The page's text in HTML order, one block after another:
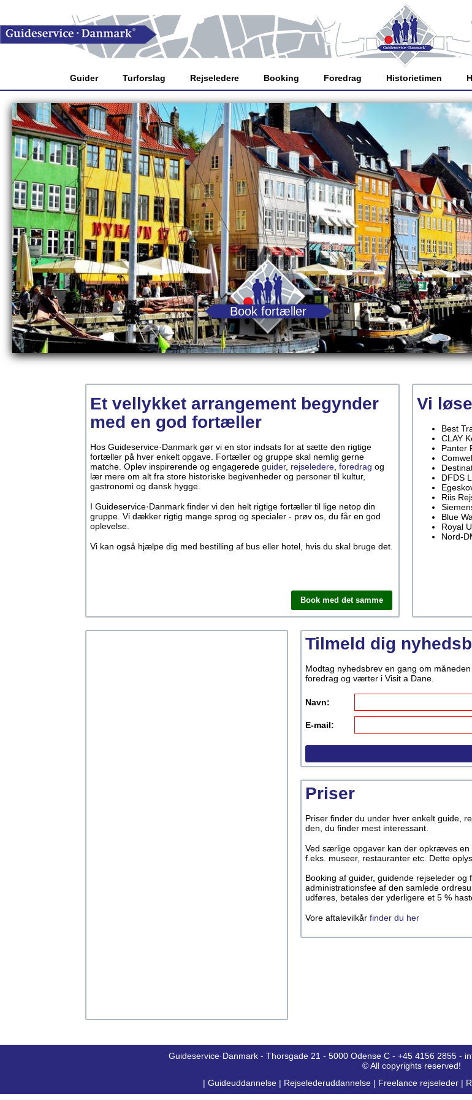
Guider Turforslag Rejseledere Booking Foredrag Historietimen
Book fortæller
Et vellykket arrangement begynder
med en god fortæller
Hos Guideservice·Danmark gør vi en stor indsats for at sætte den rigtige
fortæller på hver enkelt opgave. Fortæller og gruppe skal nemlig gerne
matche. Oplev inspirerende og engagerede guider, rejseledere foredrag og
lær mere om alt fra store historiske begivenheder og personer til kultur,
gastronomi og dansk hygge.
I Guideservice·Danmark finder vi den helt rigtige fortæller til lige netop din
gruppe. Vi dækker rigtig mange sprog og specialer - prøv os, du får en god
oplevelse.
Vi kan også hjælpe dig med bestilling af bus eller hotel, hvis du skal bruge det.
Book med det samme
Vi
Best
CLAY
Panter
DFDS
Riis
Blue
Royal
Nord-
Tilmeld dig
Modtag nyhedsbrev en gang om
foredrag og værter i Visit a Dane.
Navn:
E-mail:
Priser
Priser finder du under hver enkelt guide,
den, du finder mest interessant.
Ved særlige opgaver kan der opkræves
f.eks. museer, restauranter etc. Dette
Booking af guider, guidende rejseleder
administrationsfee af den samlede
udføres, betales der yderligere et 5 %
Vore aftalevilkår finder du her
Guideservice·Danmark - Thorsgade 21 - 5000 Odense C - +45 4156 2855 -
© All copyrights reserved!
| Guideuddannelse | Rejselederuddannelse | Freelance rejseleder |